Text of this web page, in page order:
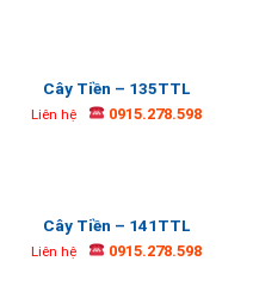
Cây Tiền – 135TTL
Liên hệ 0915.278.598
Cây Tiền – 141TTL
Liên hệ 0915.278.598